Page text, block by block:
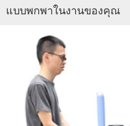
แบบพกพาในงานของคุณ